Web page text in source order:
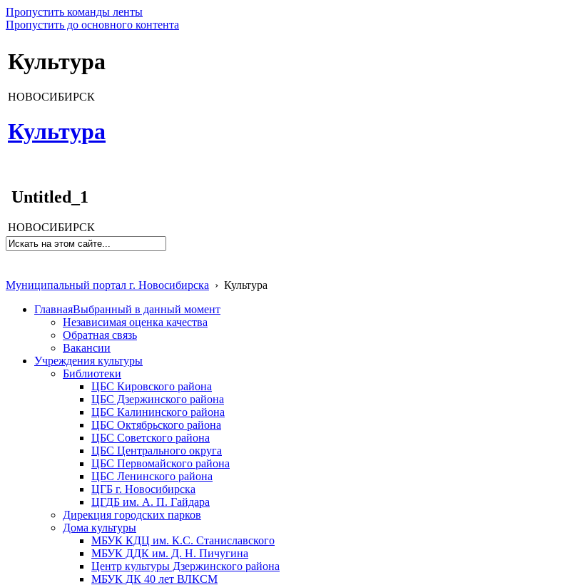
Пропустить команды ленты
Пропустить до основного контента
Культура
НОВОСИБИРСК
Культура
Untitled_1
НОВОСИБИРСК
Муниципальный портал г. Новосибирска › Культура
ГлавнаяВыбранный в данный момент
Независимая оценка качества
Обратная связь
Вакансии
Учреждения культуры
Библиотеки
ЦБС Кировского района
ЦБС Дзержинского района
ЦБС Калининского района
ЦБС Октябрьского района
ЦБС Советского района
ЦБС Центрального округа
ЦБС Первомайского района
ЦБС Ленинского района
ЦГБ г. Новосибирска
ЦГДБ им. А. П. Гайдара
Дирекция городских парков
Дома культуры
МБУК КДЦ им. К.С. Станиславского
МБУК ДДК им. Д. Н. Пичугина
Центр культуры Дзержинского района
МБУК ДК 40 лет ВЛКСМ